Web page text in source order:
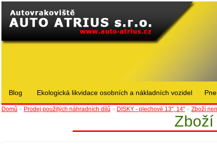
Blog Ekologická likvidace osobních a nákladních vozidel
Domů » Prodej použitých náhradních dílů » DISKY - plechové 13", 14" » Zboží